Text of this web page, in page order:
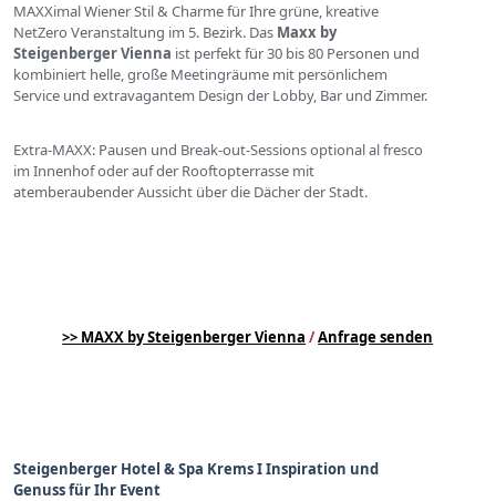
MAXXimal Wiener Stil & Charme für Ihre grüne, kreative
NetZero Veranstaltung im 5. Bezirk. Das Maxx by
Steigenberger Vienna ist perfekt für 30 bis 80 Personen und
kombiniert helle, große Meetingräume mit persönlichem
Service und extravagantem Design der Lobby, Bar und Zimmer.
Extra-MAXX: Pausen und Break-out-Sessions optional al fresco
im Innenhof oder auf der Rooftopterrasse mit
atemberaubender Aussicht über die Dächer der Stadt.
>> MAXX by Steigenberger Vienna /Anfrage senden
Steigenberger Hotel & Spa Krems I Inspiration und
Genuss für Ihr Event